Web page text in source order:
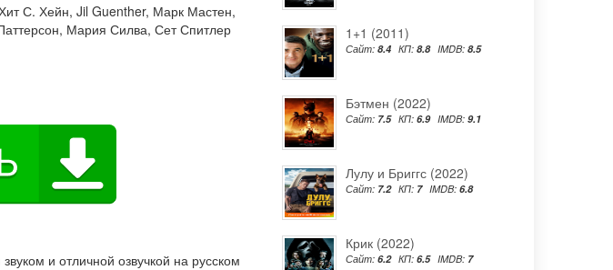
С. Хейн, Jil Guenther, Марк Мастен,
, Мария Силва, Сет Спитлер
и отличной озвучкой на русском
1+1 (2011)
Сайт: 8.4 КП: 8.8 IMDB: 8.5
Бэтмен (2022)
Сайт: 7.5 КП: 6.9 IMDB: 9.1
Лулу и Бриггс (2022)
Сайт: 7.2 КП: 7 IMDB: 6.8
Крик (2022)
Сайт: 6.2 КП: 6.5 IMDB: 7